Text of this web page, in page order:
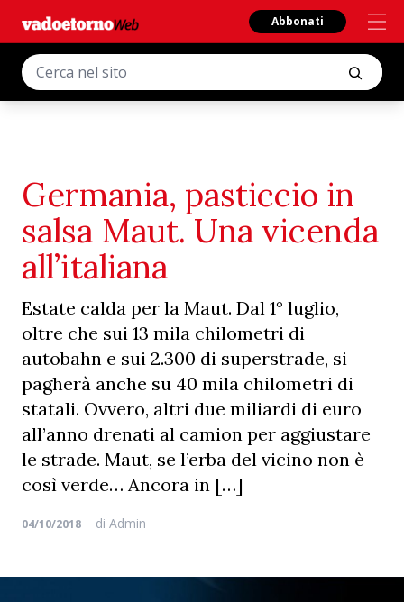
Abbonati
Germania, pasticcio in
salsa Maut. Una vicenda
all’italiana
Estate calda per la Maut. Dal 1° luglio,
oltre che sui 13 mila chilometri di
autobahn e sui 2.300 di superstrade, si
pagherà anche su 40 mila chilometri di
statali. Ovvero, altri due miliardi di euro
all’anno drenati al camion per aggiustare
le strade. Maut, se l’erba del vicino non è
così verde… Ancora in […]
04/10/2018 di Admin